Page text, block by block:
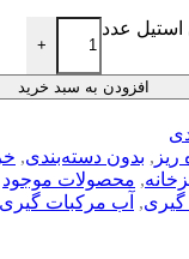
استیل عدد
+
افزودن به سبد خرید
ریز , بدون دسته‌بندی,
, محصولات موجود
گیری, آب مرکبات گیری